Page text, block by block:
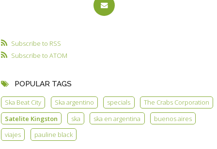
Subscribe to RSS
Subscribe to ATOM
POPULAR TAGS
Ska Beat City Ska argentino specials
The Crabs Corporation
Satelite Kingston
ska ska en argentina
buenos aires
viajes
pauline black